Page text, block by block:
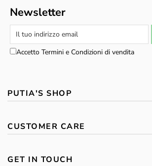
Newsletter
Accetto Termini e Condizioni di vendita
PUTIA'S SHOP
CUSTOMER CARE
GET IN TOUCH